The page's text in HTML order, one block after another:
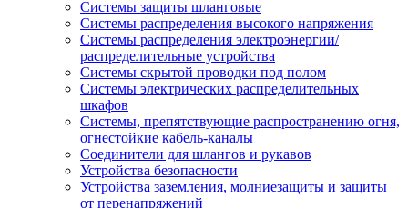
Системы защиты шланговые
Системы распределения высокого напряжения
Системы распределения электроэнергии/
распределительные устройства
Системы скрытой проводки под полом
Системы электрических распределительных
шкафов
Системы, препятствующие распространению огня,
огнестойкие кабель-каналы
Соединители для шлангов и рукавов
Устройства безопасности
Устройства заземления, молниезащиты и защиты
от перенапряжений